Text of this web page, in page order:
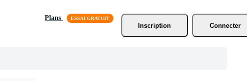
Plans
Inscription
Connecter